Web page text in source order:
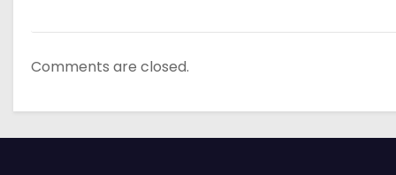
Comments are closed.